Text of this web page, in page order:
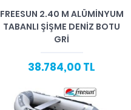
FREESUN 2.40 M ALÜMINYUM
TABANLI ŞIŞME DENIZ BOTU
GRI
38.784,00 TL